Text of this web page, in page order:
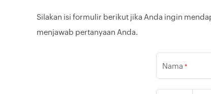
Silakan isi formulir berikut jika Anda ingin
menjawab pertanyaan Anda.
Nama *